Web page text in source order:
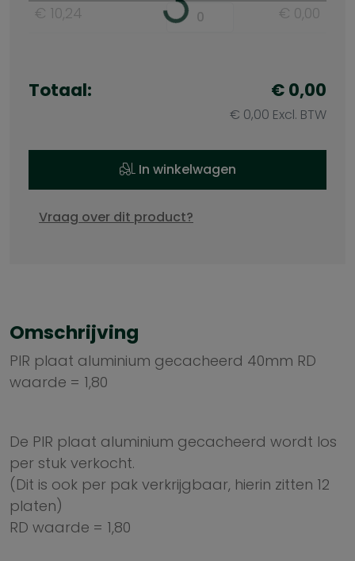
€ 10,24
€ 0,00
Totaal: € 0,00
€ 0,00 Excl. BTW
In winkelwagen
Vraag over dit product?
Omschrijving
PIR plaat aluminium gecacheerd 40mm RD
waarde = 1,80
De PIR plaat aluminium gecacheerd wordt los
per stuk verkocht.
(Dit is ook per pak verkrijgbaar, hierin zitten 12
platen)
RD waarde = 1,80